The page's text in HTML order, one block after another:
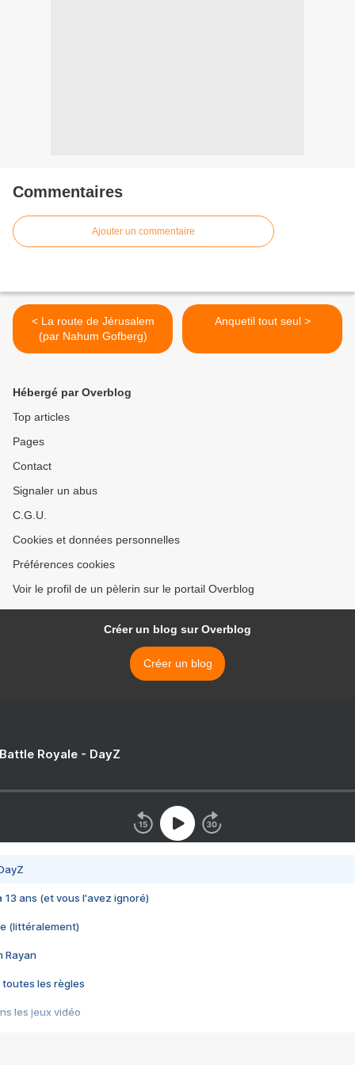
Commentaires
Ajouter un commentaire
< La route de Jérusalem
(par Nahum Gofberg)
Anquetil tout seul >
Hébergé par Overblog
Top articles
Pages
Contact
Signaler un abus
C.G.U.
Cookies et données personnelles
Préférences cookies
Voir le profil de un pèlerin sur le portail Overblog
Créer un blog sur Overblog
Créer un blog
Royale - DayZ
13 ans (et vous l'avez ignoré)
(littéralement)
Rayan
toutes les règles
les jeux vidéo